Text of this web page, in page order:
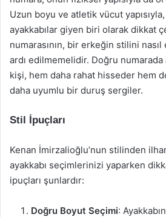
Uzun boyu ve atletik vücut
ayakkabılar giyen biri olarak dikkat
numarasının, bir erkeğin stilini
ardı edilmemelidir. Doğru numarada
kişi, hem daha rahat hisseder hem
daha uyumlu bir duruş sergiler.
Stil İpuçları
Kenan İmirzalioğlu’nun stilinden
ayakkabı seçimlerinizi yaparken
ipuçları şunlardır:
Doğru Boyut Seçimi: